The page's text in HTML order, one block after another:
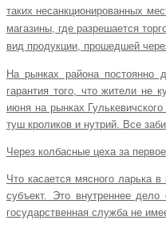
таких несанкционированных
магазины, где разрешается
вид продукции, прошедшей
На рынках района постоянно
гарантия того, что жители не
июня на рынках
туш кроликов и нутрий. Все
Через колбасные цеха за
Что касается мясного ларька
субъект. Это внутреннее
государственная служба не